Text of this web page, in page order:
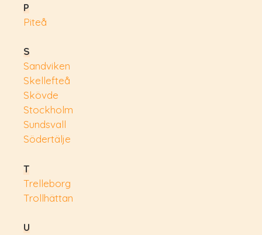
P
Piteå
S
Sandviken
Skellefteå
Skövde
Stockholm
Sundsvall
Södertälje
T
Trelleborg
Trollhättan
U